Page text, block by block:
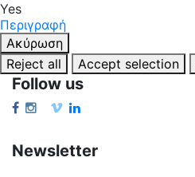
Yes
Περιγραφή
Ακύρωση
Reject all
Accept selection
Follow us
Newsletter